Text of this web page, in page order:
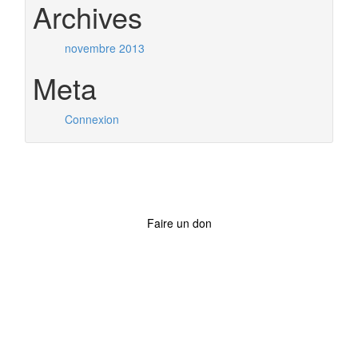
Archives
novembre 2013
Meta
Connexion
Faire un don